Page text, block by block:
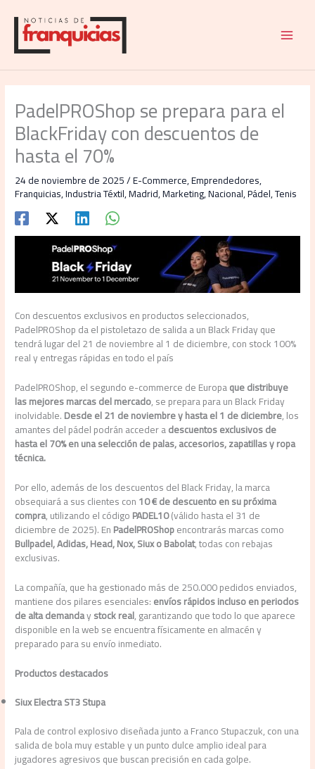
contenido
PadelPROShop se prepara para el
BlackFriday con descuentos de
hasta el 70%
24 de noviembre de 2025/E-Commerce,Emprendedores,
Franquicias,Industria Téxtil,Madrid,Marketing,Nacional,Pádel,Tenis
Con descuentos exclusivos en productos seleccionados,
PadelPROShop da el pistoletazo de salida a un Black Friday que
tendrá lugar del 21 de noviembre al 1 de diciembre, con stock 100%
real y entregas rápidas en todo el país
PadelPROShop, el segundo e-commerce de Europaque distribuye
las mejores marcas del mercado, se prepara para un Black Friday
inolvidable.Desde el 21 de noviembre y hasta el 1 de diciembre, los
amantes del pádel podrán acceder adescuentos exclusivos de
hasta el 70% en una selección de palas, accesorios, zapatillas y ropa
técnica.
Por ello, además de los descuentos del Black Friday, la marca
obsequiará a sus clientes con10 € de descuento en su próxima
compra, utilizando el códigoPADEL10(válido hasta el 31 de
diciembre de 2025). EnPadelPROShopencontrarás marcas como
Bullpadel, Adidas, Head, Nox, Siux o Babolat, todas con rebajas
exclusivas.
La compañía, que ha gestionado más de 250.000 pedidos enviados,
mantiene dos pilares esenciales:envíos rápidos incluso en periodos
de alta demandaystock real, garantizando que todo lo que aparece
disponible en la web se encuentra físicamente en almacén y
preparado para su envío inmediato.
Productos destacados
Siux Electra ST3 Stupa
Pala de control explosivo diseñada junto a Franco Stupaczuk, con una
salida de bola muy estable y un punto dulce amplio ideal para
jugadores agresivos que buscan precisión en cada golpe.